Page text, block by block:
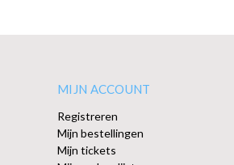
MIJN ACCOUNT
Registreren
Mijn bestellingen
Mijn tickets